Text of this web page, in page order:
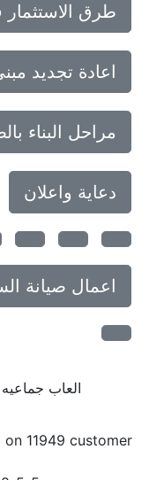
طرق الاستثمار
اعادة تجديد
مراحل البناء
دعاية واعلان
اعمال صيانة
العاب جماعيه
on11949customer